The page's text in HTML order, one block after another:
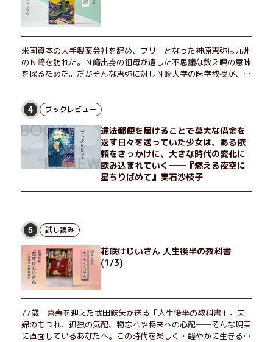
米国資本の大手製薬会社を辞め、フリーとなった神原恵弥は九州
のＮ崎を訪れた。Ｎ崎出身の祖母が遺した不思議な数え唄の意味
を探るためだ。だがそんな恵弥に対しＮ崎大学の医学教授が、米
恵弥は、まるで影のような存在の博士とまみえることはできるの
か？ そして、唄の歌詞「かたむくマリア」に込められた秘密と
は？ 謎めいたラストが鮮烈な余韻を残すシリーズ第四作！
4 ブックレビュー
違法郵便を届けることで莫大な借金を
返す日々を送っていた少女は、ある依
頼をきっかけに、大きな時代の変化に
飲み込まれていく──『燃える夜空に
星ちりばめて』実石沙枝子
5 試し読み
花咲けじいさん 人生後半の教科書
(1/3)
77歳・喜寿を迎えた武田鉄矢が送る「人生後半の教科書」。夫
婦のもつれ、孤独の気配、物忘れや将来への心配――そんな現実
に直面しているあなたへ。この時代を楽しく・軽やかに生きるヒ